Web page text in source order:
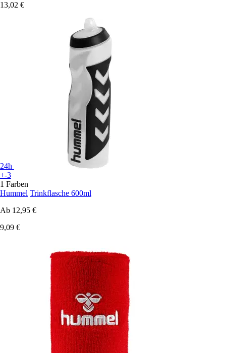
13,02 €
24h
+-3
1 Farben
Hummel Trinkflasche 600ml
Ab 12,95 €
9,09 €